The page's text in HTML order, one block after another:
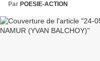
Par POESIE-ACTION